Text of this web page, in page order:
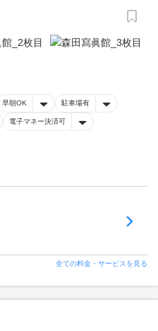
早朝OK 駐車場有
電子マネー決済可
全ての料金・サービスを見る